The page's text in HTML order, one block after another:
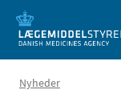
Nyheder